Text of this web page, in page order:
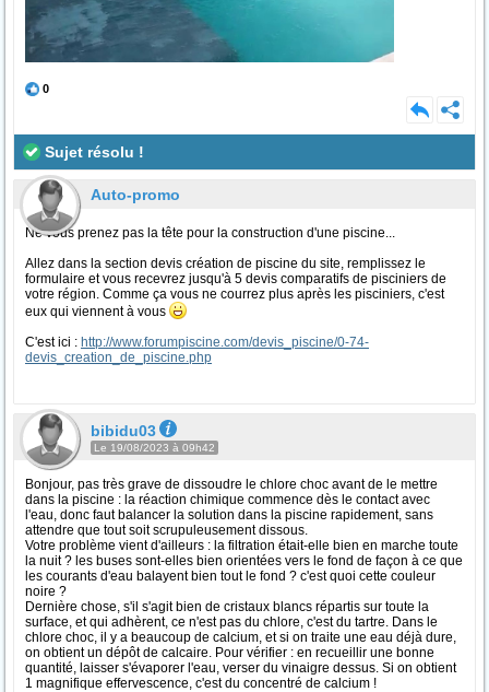
0
Sujet résolu !
Auto-promo
Ne vous prenez pas la tête pour la construction d'une piscine...
Allez dans la section devis création de piscine du site, remplissez le
formulaire et vous recevrez jusqu'à 5 devis comparatifs de pisciniers de
votre région. Comme ça vous ne courrez plus après les pisciniers, c'est
eux qui viennent à vous
C'est ici : http://www.forumpiscine.com/devis_piscine/0-74-
devis_creation_de_piscine.php
bibidu03
Le 19/08/2023 à 09h42
Bonjour, pas très grave de dissoudre le chlore choc avant de le mettre
dans la piscine : la réaction chimique commence dès le contact avec
l'eau, donc faut balancer la solution dans la piscine rapidement, sans
attendre que tout soit scrupuleusement dissous.
Votre problème vient d'ailleurs : la filtration était-elle bien en marche toute
la nuit ? les buses sont-elles bien orientées vers le fond de façon à ce que
les courants d'eau balayent bien tout le fond ? c'est quoi cette couleur
noire ?
Dernière chose, s'il s'agit bien de cristaux blancs répartis sur toute la
surface, et qui adhèrent, ce n'est pas du chlore, c'est du tartre. Dans le
chlore choc, il y a beaucoup de calcium, et si on traite une eau déjà dure,
on obtient un dépôt de calcaire. Pour vérifier : en recueillir une bonne
quantité, laisser s'évaporer l'eau, verser du vinaigre dessus. Si on obtient
1 magnifique effervescence, c'est du concentré de calcium !